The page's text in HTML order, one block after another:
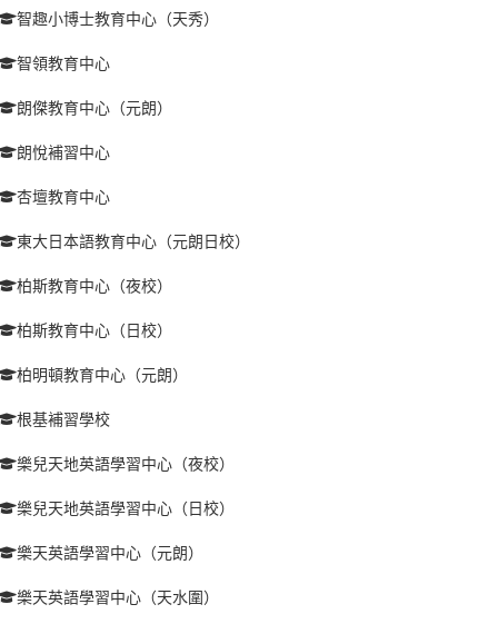
智趣小博士教育中心（天秀）
智領教育中心
朗傑教育中心（元朗）
朗悅補習中心
杏壇教育中心
東大日本語教育中心（元朗日校）
柏斯教育中心（夜校）
柏斯教育中心（日校）
柏明頓教育中心（元朗）
根基補習學校
樂兒天地英語學習中心（夜校）
樂兒天地英語學習中心（日校）
樂天英語學習中心（元朗）
樂天英語學習中心（天水圍）